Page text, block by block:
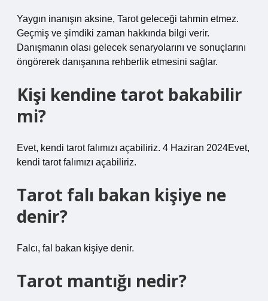
Yaygın inanışın aksine, Tarot geleceği tahmin etmez.
Geçmiş ve şimdiki zaman hakkında bilgi verir.
Danışmanın olası gelecek senaryolarını ve sonuçlarını
öngörerek danışanına rehberlik etmesini sağlar.
Kişi kendine tarot bakabilir
mi?
Evet, kendi tarot falımızı açabiliriz. 4 Haziran 2024Evet,
kendi tarot falımızı açabiliriz.
Tarot falı bakan kişiye ne
denir?
Falcı, fal bakan kişiye denir.
Tarot mantığı nedir?